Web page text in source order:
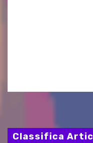
Classifica